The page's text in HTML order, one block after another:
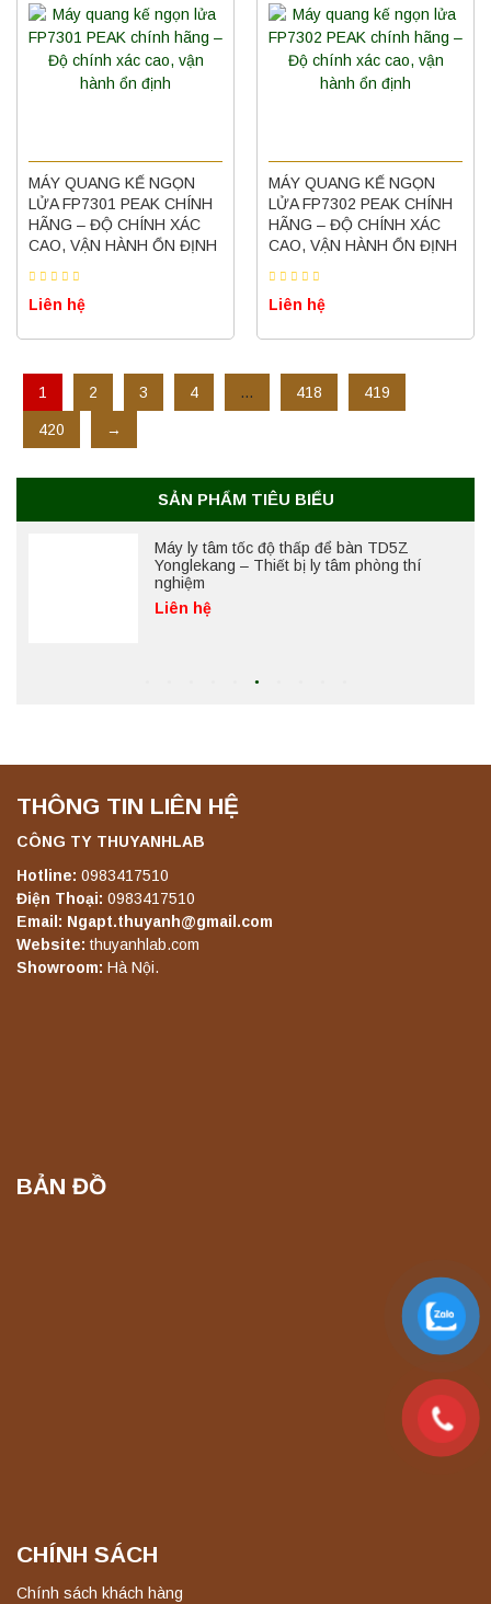
MÁY QUANG KẾ NGỌN
LỬA FP7301 PEAK CHÍNH
HÃNG – ĐỘ CHÍNH XÁC
CAO, VẬN HÀNH ỔN ĐỊNH
Liên hệ
MÁY QUANG KẾ NGỌN
LỬA FP7302 PEAK CHÍNH
HÃNG – ĐỘ CHÍNH XÁC
CAO, VẬN HÀNH ỔN ĐỊNH
Liên hệ
1 2 3 4 … 418 419
420 →
SẢN PHẨM TIÊU BIỂU
Máy ly tâm tốc độ cao để bàn YTG18G
Yonglekang – Thiết bị ly tâm phòng thí
nghiệm
Máy ly tâm tốc độ thấp để bàn YKL04A
Yonglekang – Máy ly tâm phòng thí nghiệm
Liên hệ
Yonglekang – Máy ly tâm phòng thí nghiệm
Liên hệ
Máy ly tâm tốc độ thấp để bàn TD5Z
Yonglekang – Thiết bị ly tâm phòng thí
nghiệm
Liên hệ
Máy ly tâm tốc độ cao để bàn YTG16B
Yonglekang – Thiết bị ly tâm phòng thí
nghiệm
Máy quang kế ngọn lửa FP7201 PEAK
chính hãng – Độ chính xác cao, vận hành
ổn định
Máy ly tâm tốc độ cao để bàn YTG18G
Yonglekang – Thiết bị ly tâm phòng thí
Máy ly tâm tốc độ thấp để bàn YKL04A
Yonglekang – Máy ly tâm phòng thí nghiệm
Yonglekang – Máy ly tâm phòng thí nghiệm
THÔNG TIN LIÊN HỆ
CÔNG TY THUYANHLAB
Hotline: 0983417510
Điện Thoại: 0983417510
Email: Ngapt.thuyanh@gmail.com
Website: thuyanhlab.com
Showroom: Hà Nội.
BẢN ĐỒ
CHÍNH SÁCH
Chính sách khách hàng